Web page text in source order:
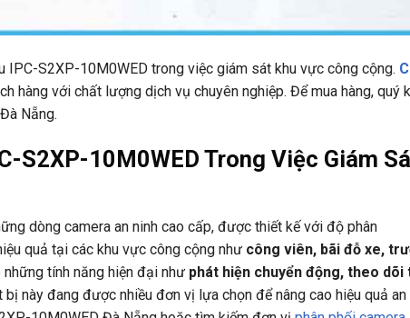
IPC-S2XP-10M0WED trong việc giám sát khu vực công cộng.
hàng với chất lượng dịch vụ chuyên nghiệp. Để mua hàng, quý
Nẵng.
S2XP-10M0WED Trong Việc Giám
dòng camera an ninh cao cấp, được thiết kế với độ phân
quả tại các khu vực công cộng như công viên, bãi đỗ xe,
những tính năng hiện đại như phát hiện chuyển động, theo dõi
bị này đang được nhiều đơn vị lựa chọn để nâng cao hiệu quả an